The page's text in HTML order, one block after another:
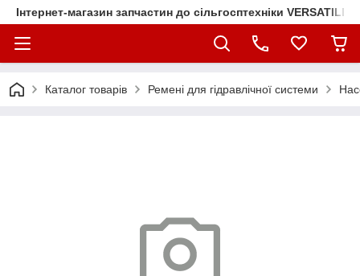
Інтернет-магазин запчастин до сільгосптехніки VERSATILE
Каталог товарів Ремені для гідравлічної системи